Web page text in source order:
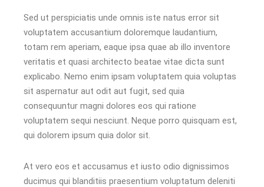
Sed ut perspiciatis unde omnis iste natus error sit
voluptatem accusantium doloremque laudantium,
totam rem aperiam, eaque ipsa quae ab illo inventore
veritatis et quasi architecto beatae vitae dicta sunt
explicabo. Nemo enim ipsam voluptatem quia voluptas
sit aspernatur aut odit aut fugit, sed quia
consequuntur magni dolores eos qui ratione
voluptatem sequi nesciunt. Neque porro quisquam est,
qui dolorem ipsum quia dolor sit.
At vero eos et accusamus et iusto odio dignissimos
ducimus qui blanditiis praesentium voluptatum deleniti